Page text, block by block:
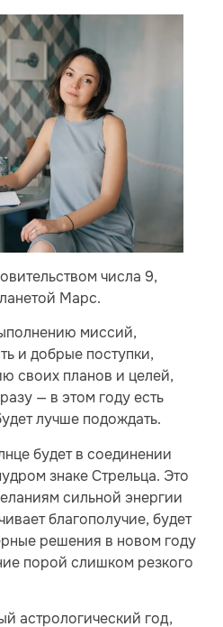
числа 9,
Марс.
миссий,
и добрые поступки,
своих планов и целей,
— в этом году есть
лучше подождать.
будет в соединении
знаке Стрельца. Это
сильной энергии
благополучие, будет
решения в новом году
порой слишком резкого
астрологический год,